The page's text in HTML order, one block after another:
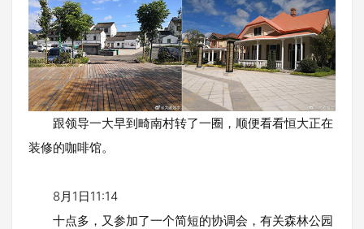
跟领导一大早到畸南村转了一圈，顺便看看恒大正在
装修的咖啡馆。
8月1日11:14
十点多，又参加了一个简短的协调会，有关森林公园